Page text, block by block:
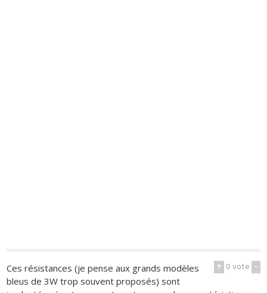
+ 0vote -
Ces résistances (je pense aux grands modèles
bleus de 3W trop souvent proposés) sont